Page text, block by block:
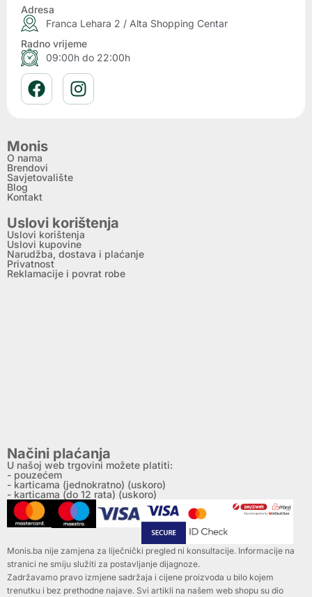
Adresa
Franca Lehara 2 / Alta Shopping Centar
Radno vrijeme
09:00h do 22:00h
Monis
O nama
Brendovi
Savjetovalište
Blog
Kontakt
Uslovi korištenja
Uslovi korištenja
Uslovi kupovine
Narudžba, dostava i plaćanje
Privatnost
Reklamacije i povrat robe
Načini plaćanja
U našoj web trgovini možete platiti:
- pouzećem
- karticama (jednokratno) (uskoro)
- karticama (do 12 rata) (uskoro)
Monis.ba nije zamjena za liječnički pregled ni konsultacije. Informacije na
stranici ne smiju služiti za postavljanje dijagnoze.
Zadržavamo pravo izmjene sadržaja i cijene proizvoda u bilo kojem
trenutku i bez prethodne najave. Svi artikli na našem web shopu su dio